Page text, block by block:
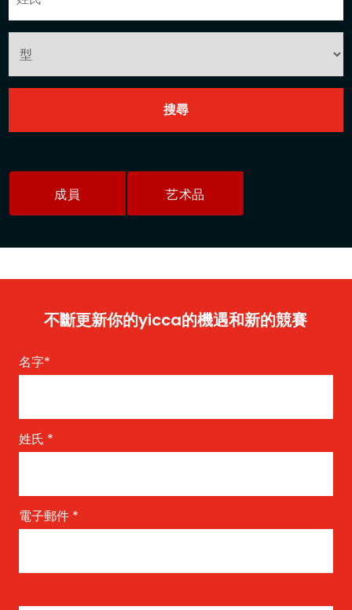
成員 艺术品
不斷更新你的yicca的機遇和新的競賽
名字*
姓氏 *
電子郵件 *